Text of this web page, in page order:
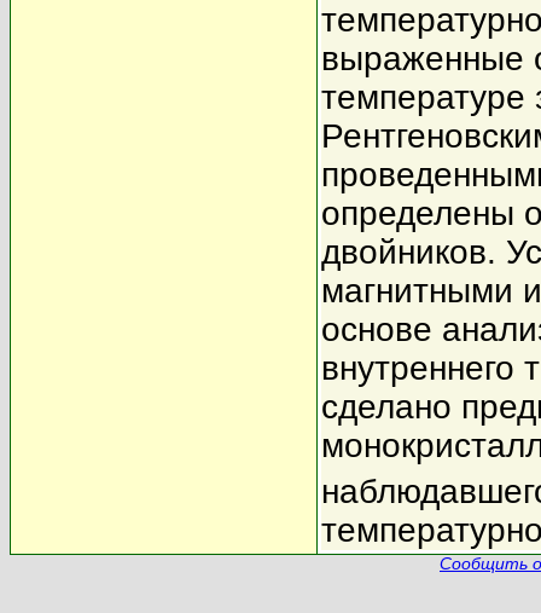
выраженные
температуре
определены
двойников.
магнитными
основе
внутреннего
сделано
Сообщить о